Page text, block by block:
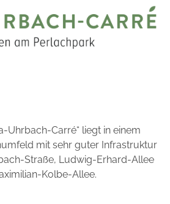
Uhrbach-Carré“ liegt in einem
mit sehr guter Infrastruktur
Straße, Ludwig-Erhard-Allee
Kolbe-Allee.